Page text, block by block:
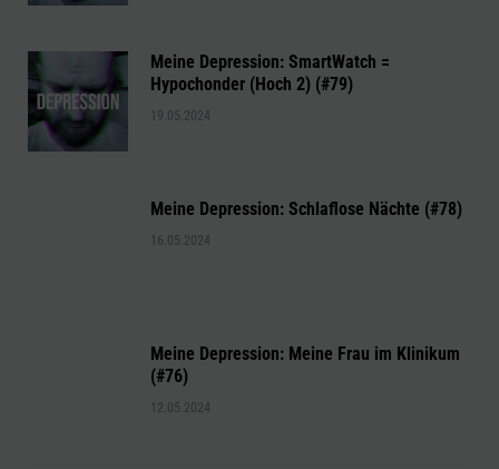
Meine Depression: SmartWatch =
Hypochonder (Hoch 2) (#79)
19.05.2024
Meine Depression: Schlaflose Nächte (#78)
16.05.2024
Meine Depression: Meine Frau im Klinikum
(#76)
12.05.2024